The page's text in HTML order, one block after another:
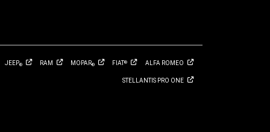
JEEP® RAM MOPAR® FIAT® ALFA ROMEO
STELLANTIS PRO ONE